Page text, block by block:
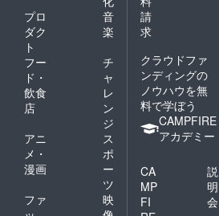
プロ
ダク
ト
音
楽
フー
ド・
飲食
店
チ
ャ
レ
ン
ジ
アニ
メ・
漫画
ス
ポ
ー
ツ
ファ
映
請
求
クラウドファ
ンディングの
ノウハウを無
料で学ぼう
CAMPFIRE
アカデミー
CA
MP
FI
説
明
会